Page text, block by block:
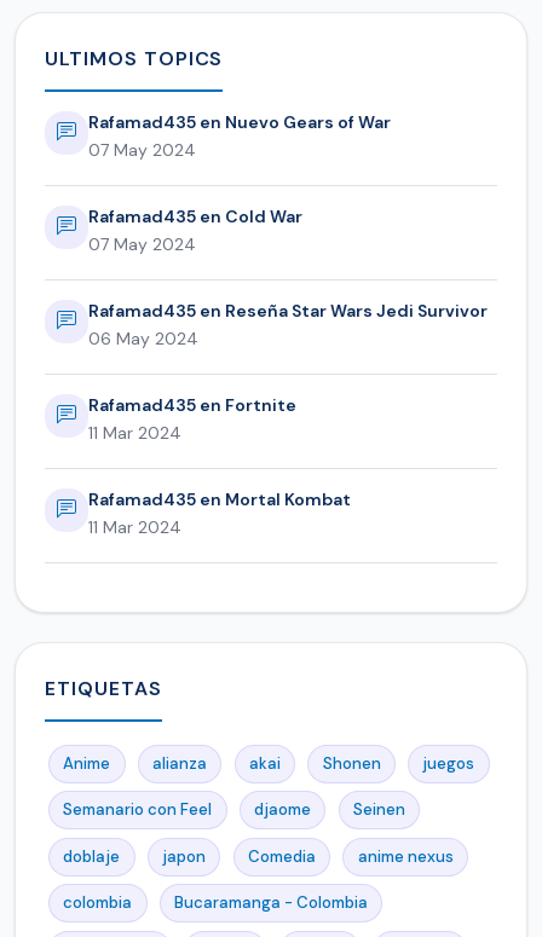
ULTIMOS TOPICS
Rafamad435 en Nuevo Gears of War
07 May 2024
Rafamad435 en Cold War
07 May 2024
Rafamad435 en Reseña Star Wars Jedi Survivor
06 May 2024
Rafamad435 en Fortnite
11 Mar 2024
Rafamad435 en Mortal Kombat
11 Mar 2024
ETIQUETAS
Anime alianza akai Shonen juegos
Semanario con Feel djaome Seinen
doblaje japon Comedia anime nexus
colombia Bucaramanga - Colombia